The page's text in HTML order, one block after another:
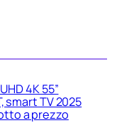
4K 55”
smart TV 2025
a prezzo